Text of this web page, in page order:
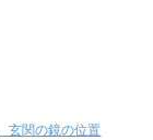
玄関の鏡の位置